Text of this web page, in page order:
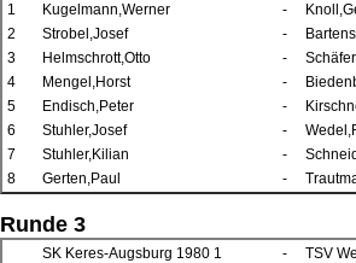
1
Kugelmann,Werner -
2
Strobel,Josef -
3
Helmschrott,Otto -
4
Mengel,Horst -
5
Endisch,Peter -
6
Stuhler,Josef -
7
Stuhler,Kilian -
8
Gerten,Paul -
Runde 3
SK Keres-Augsburg 1980 1 -
TSV